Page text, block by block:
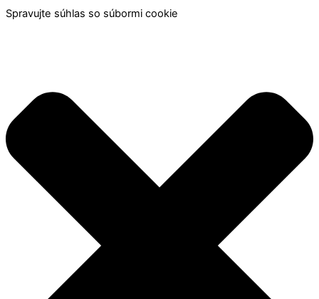
Spravujte súhlas so súbormi cookie